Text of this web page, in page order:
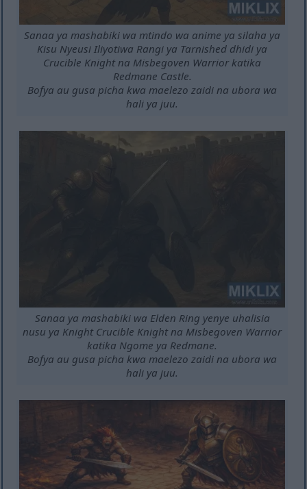
Sanaa ya mashabiki wa mtindo wa anime ya silaha ya
Kisu Nyeusi Iliyotiwa Rangi ya Tarnished dhidi ya
Crucible Knight na Misbegoven Warrior katika
Redmane Castle.
Bofya au gusa picha kwa maelezo zaidi na ubora wa
hali ya juu.
Sanaa ya mashabiki wa Elden Ring yenye uhalisia
nusu ya Knight Crucible Knight na Misbegoven Warrior
katika Ngome ya Redmane.
Bofya au gusa picha kwa maelezo zaidi na ubora wa
hali ya juu.